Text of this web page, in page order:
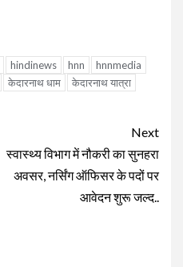
hindinews hnn
hnnmedia
केदारनाथ धाम
केदारनाथ यात्रा
Next
स्वास्थ्य विभाग में नौकरी का सुनहरा
अवसर, नर्सिंग ऑफिसर के पदों पर
आवेदन शुरू जल्द..